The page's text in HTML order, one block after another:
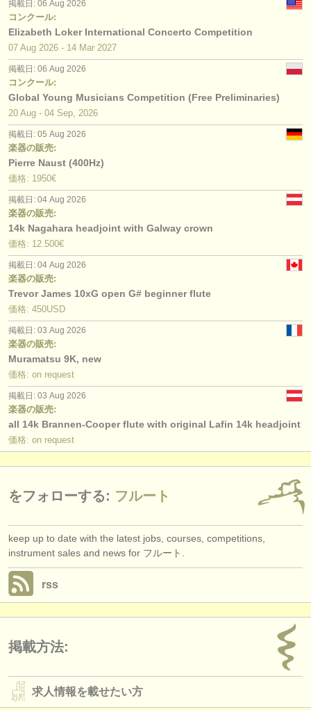
掲載日: 06 Aug 2026
コンクール:
Elizabeth Loker International Concerto Competition
07 Aug 2026 - 14 Mar 2027
掲載日: 06 Aug 2026
コンクール:
Global Young Musicians Competition (Free Preliminaries)
20 Aug - 04 Sep, 2026
掲載日: 05 Aug 2026
楽器の販売:
Pierre Naust (400Hz)
価格: 1950€
掲載日: 04 Aug 2026
楽器の販売:
14k Nagahara headjoint with Galway crown
価格: 12.500€
掲載日: 04 Aug 2026
楽器の販売:
Trevor James 10xG open G# beginner flute
価格: 450USD
掲載日: 03 Aug 2026
楽器の販売:
Muramatsu 9K, new
価格: on request
掲載日: 03 Aug 2026
楽器の販売:
all 14k Brannen-Cooper flute with original Lafin 14k headjoint
価格: on request
をフォローする: フルート
keep up to date with the latest jobs, courses, competitions,
instrument sales and news for フルート.
rss
掲載方法:
求人情報を載せたい方